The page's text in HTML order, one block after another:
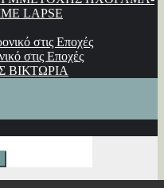
LAPSE
στις Εποχές
στις Εποχές
ΒΙΚΤΩΡΙΑ